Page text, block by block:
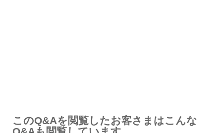
このQ&Aを閲覧したお客さまはこんな